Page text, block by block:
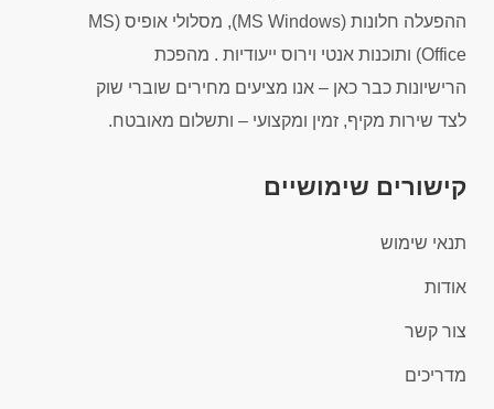
ההפעלה חלונות (MS Windows), מסלולי אופיס (MS
Office) ותוכנות אנטי וירוס ייעודיות . מהפכת
הרישיונות כבר כאן – אנו מציעים מחירים שוברי שוק
לצד שירות מקיף, זמין ומקצועי – ותשלום מאובטח.
קישורים שימושיים
תנאי שימוש
אודות
צור קשר
מדריכים